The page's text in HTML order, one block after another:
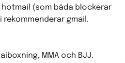
(som båda blockerar
rekommenderar gmail.
MMA och BJJ.